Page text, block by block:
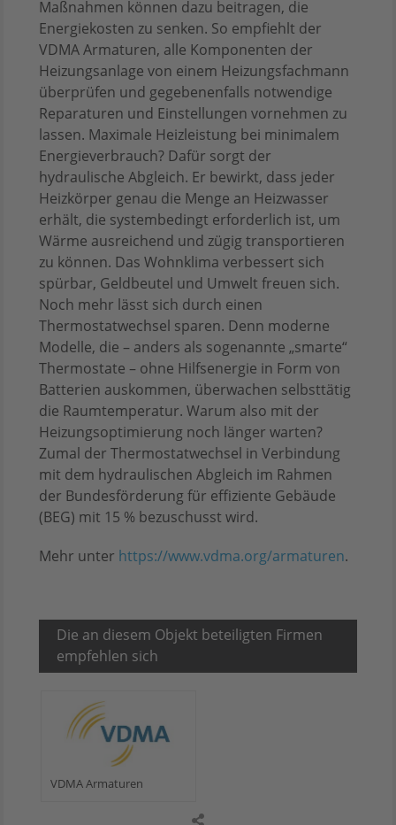
Maßnahmen können dazu beitragen, die
Energiekosten zu senken. So empfiehlt der
VDMA Armaturen, alle Komponenten der
Heizungsanlage von einem Heizungsfachmann
überprüfen und gegebenenfalls notwendige
Reparaturen und Einstellungen vornehmen zu
lassen. Maximale Heizleistung bei minimalem
Energieverbrauch? Dafür sorgt der
hydraulische Abgleich. Er bewirkt, dass jeder
Heizkörper genau die Menge an Heizwasser
erhält, die systembedingt erforderlich ist, um
Wärme ausreichend und zügig transportieren
zu können. Das Wohnklima verbessert sich
spürbar, Geldbeutel und Umwelt freuen sich.
Noch mehr lässt sich durch einen
Thermostatwechsel sparen. Denn moderne
Modelle, die – anders als sogenannte „smarte“
Thermostate – ohne Hilfsenergie in Form von
Batterien auskommen, überwachen selbsttätig
die Raumtemperatur. Warum also mit der
Heizungsoptimierung noch länger warten?
Zumal der Thermostatwechsel in Verbindung
mit dem hydraulischen Abgleich im Rahmen
der Bundesförderung für effiziente Gebäude
(BEG) mit 15 % bezuschusst wird.
Mehr unter https://www.vdma.org/armaturen.
Die an diesem Objekt beteiligten Firmen
empfehlen sich
VDMA Armaturen